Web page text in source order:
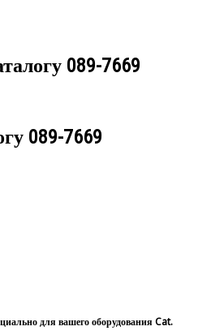
089-7669
089-7669
для вашего оборудования Cat.